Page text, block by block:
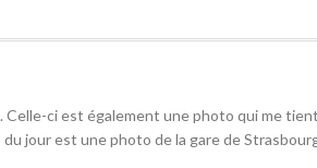
Celle-ci est également une photo qui me
jour est une photo de la gare de